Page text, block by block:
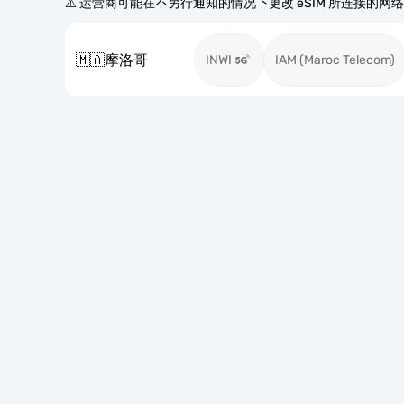
⚠️ 运营商可能在不另行通知的情况下更改 eSIM 所连接的网
🇲🇦摩洛哥 INWI IAM (Maroc Telecom)